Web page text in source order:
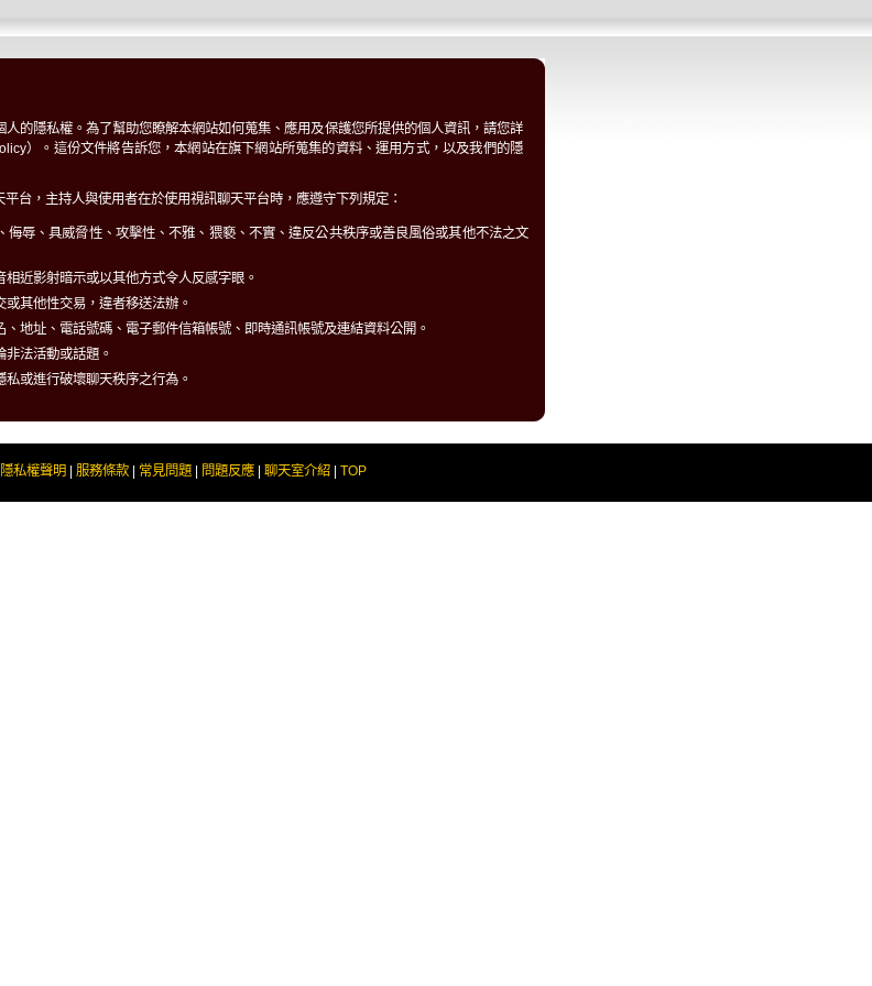
的隱私權。為了幫助您瞭解本網站如何蒐集、應用及保護您所提供的個人資訊，請您詳
）。這份文件將告訴您，本網站在旗下網站所蒐集的資料、運用方式，以及我們的隱
台，主持人與使用者在於使用視訊聊天平台時，應遵守下列規定：
侮辱、具威脅性、攻擊性、不雅、猥褻、不實、違反公共秩序或善良風俗或其他不法之文
近影射暗示或以其他方式令人反感字眼。
其他性交易，違者移送法辦。
地址、電話號碼、電子郵件信箱帳號、即時通訊帳號及連結資料公開。
法活動或話題。
或進行破壞聊天秩序之行為。
隱私權聲明 服務條款 常見問題 問題反應 聊天室介紹 TOP